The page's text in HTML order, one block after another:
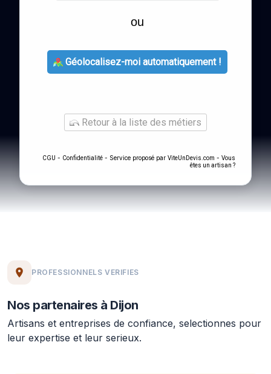
ou
Géolocalisez-moi automatiquement !
Retour à la liste des métiers
CGU - Confidentialité - Service proposé par ViteUnDevis.com - Vous
êtes un artisan ?
PROFESSIONNELS VERIFIES
Nos partenaires à Dijon
Artisans et entreprises de confiance, selectionnes pour
leur expertise et leur serieux.